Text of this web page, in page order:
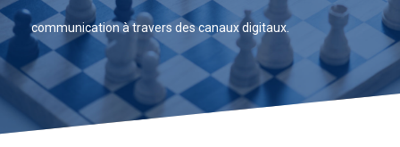
communication à travers des canaux digitaux.